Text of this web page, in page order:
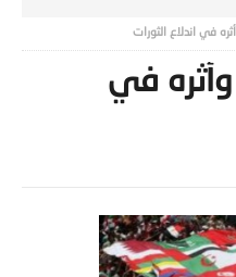
في اندلاع الثورات
في